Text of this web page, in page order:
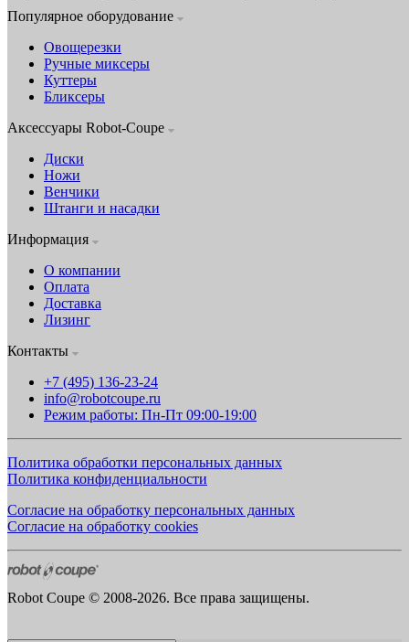
Популярное оборудование
Овощерезки
Ручные миксеры
Куттеры
Бликсеры
Аксессуары Robot-Coupe
Диски
Ножи
Венчики
Штанги и насадки
Информация
О компании
Оплата
Доставка
Лизинг
Контакты
+7 (495) 136-23-24
info@robotcoupe.ru
Режим работы: Пн-Пт 09:00-19:00
Политика обработки персональных данных
Политика конфиденциальности
Согласие на обработку персональных данных
Согласие на обработку cookies
Robot Coupe © 2008-2026. Все права защищены.